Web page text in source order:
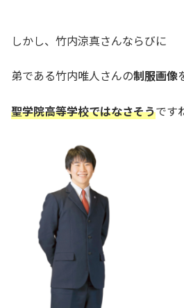
しかし、竹内涼真さんならびに
弟である竹内唯人さんの制服画像
聖学院高等学校ではなさそうです